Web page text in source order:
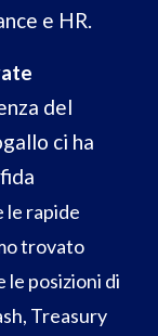
e HR.
del
ci ha
le rapide
trovato
le posizioni di
Treasury